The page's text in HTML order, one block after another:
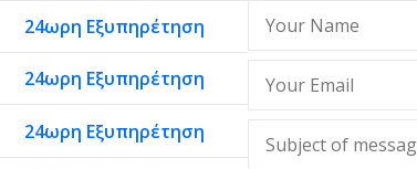
24ωρη Εξυπηρέτηση
24ωρη Εξυπηρέτηση
24ωρη Εξυπηρέτηση